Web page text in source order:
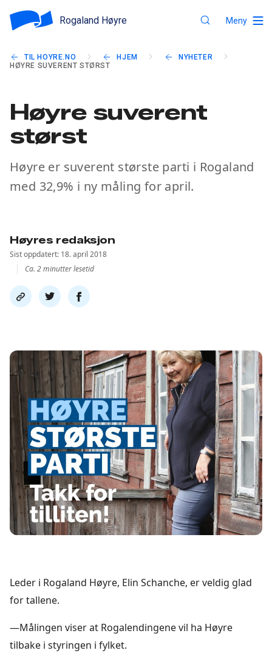
Rogaland Høyre Meny
TIL HOYRE.NO HJEM
NYHETER
HØYRE SUVERENT STØRST
Høyre suverent
størst
Høyre er suverent største parti i Rogaland
med 32,9% i ny måling for april.
Høyres redaksjon
Sist oppdatert: 18. april 2018
Ca. 2 minutter lesetid
Del
link
Del
på
Del
på
Leder i Rogaland Høyre, Elin Schanche, er veldig glad
for tallene.
—Målingen viser at Rogalendingene vil ha Høyre
tilbake i styringen i fylket.